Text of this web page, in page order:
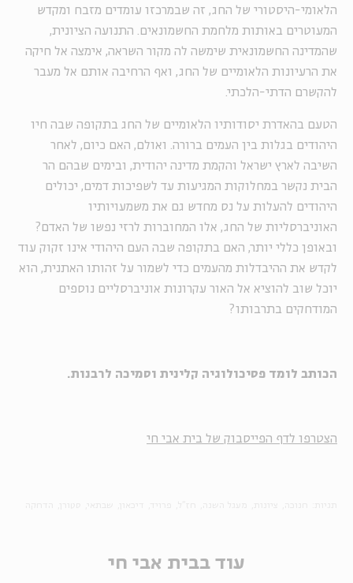
הלאומי-היסטורי של החג, זה שבמרכזו עומדים מזבח ומקדש
המעוטרים באותות מלחמת החשמונאים. התנועה הציונית,
שהמדינה החשמונאית שימשה לה מקור השראה, אימצה אל חיקה
את הרעיונות הלאומיים של החג, ואף הרחיבה אותם אל מעבר
להקשרם הדתי-הלכתי.
הטעם בהאדרת יסודותיו הלאומיים של החג בתקופה שבה חיו
היהודים בגלות בין העמים ברורה. ואולם, האם כיום, לאחר
השיבה לארץ ישראל והקמת מדינה יהודית, ובימים שבהם הר
הבית נקשר במחלוקות המגיעות עד לשפיכות דמים, יכולים
היהודים להעלות על נס מחדש גם את משמעויותיו
האוניברסליות של החג, אלו המחוברות לרזי נפשו של האדם?
ובאופן כללי יותר, האם בתקופה שבה העם היהודי אינו זקוק עוד
לקדש את ההיבדלות מהעמים כדי לשמור על זהותו האתנית, הוא
יוכל שוב להוציא אל האור עקרונות אוניברסליים נוספים
המודחקים בתרבותו?
הכותב לומד פסיכולוגיה קלינית וסמיכה לרבנות.
הצטרפו לדף הפייסבוק של בית אבי חי
עוד בבית אבי חי